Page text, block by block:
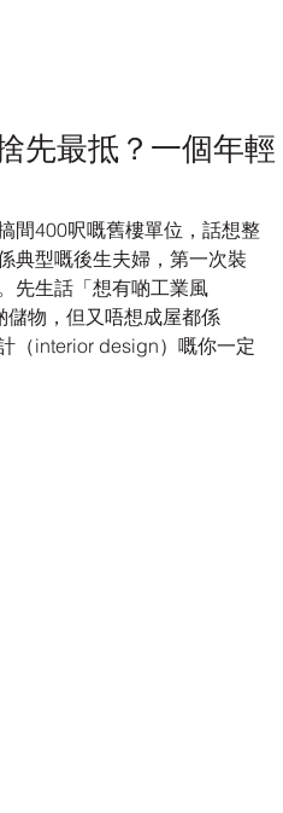
先最抵？一個年輕
間400呎嘅舊樓單位，話想整
典型嘅後生夫婦，第一次裝
先生話「想有啲工業風
物，但又唔想成屋都係
（interior design）嘅你一定